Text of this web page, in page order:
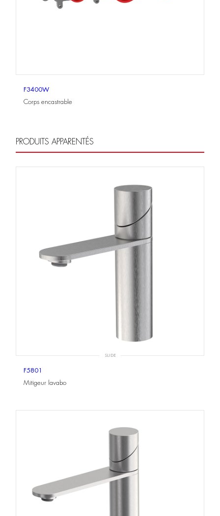
F3400W
Corps encastrable
PRODUITS APPARENTÉS
SLIDE
F5801
Mitigeur lavabo